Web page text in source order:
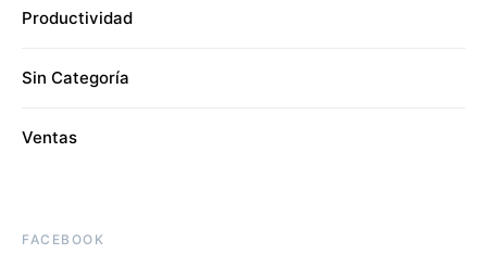
Productividad
Sin Categoría
Ventas
FACEBOOK